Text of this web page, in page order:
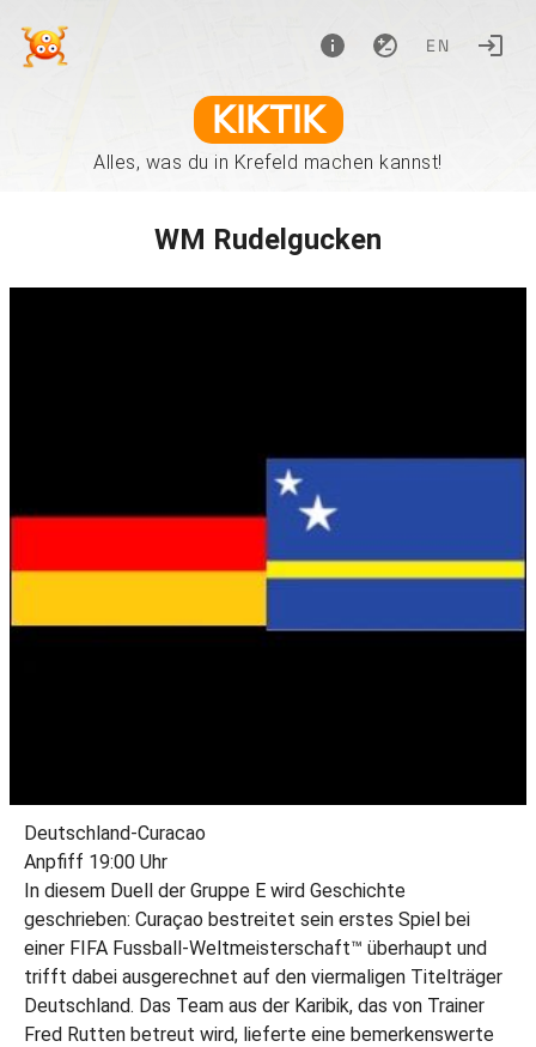
EN
KIKTIK
Alles, was du in Krefeld machen kannst!
WM Rudelgucken
Deutschland-Curacao
Anpfiff 19:00 Uhr
In diesem Duell der Gruppe E wird Geschichte
geschrieben: Curaçao bestreitet sein erstes Spiel bei
einer FIFA Fussball-Weltmeisterschaft™ überhaupt und
trifft dabei ausgerechnet auf den viermaligen Titelträger
Deutschland. Das Team aus der Karibik, das von Trainer
Fred Rutten betreut wird, lieferte eine bemerkenswerte